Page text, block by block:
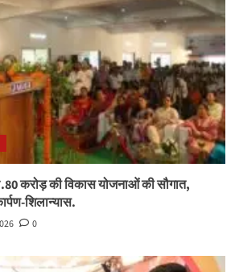
करोड़ की विकास योजनाओं की सौगात,
शिलान्यास.
0